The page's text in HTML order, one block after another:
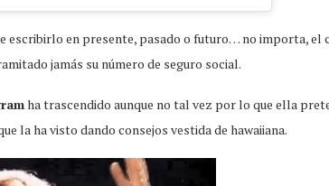
escribirlo en presente, pasado o futuro… no importa, el
jamás su número de seguro social.
ha trascendido aunque no tal vez por lo que ella
la ha visto dando consejos vestida de hawaiiana.